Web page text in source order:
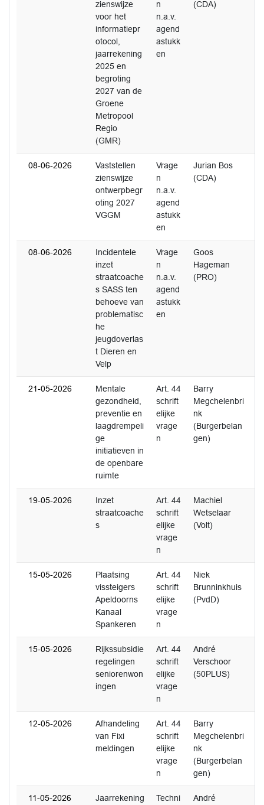
zienswijze
voor het
informatiepr
otocol,
jaarrekening
2025 en
begroting
2027 van de
Groene
Metropool
Regio
(GMR)
n
n.a.v.
agend
astukk
en
(CDA)
08-06-2026
Vaststellen
zienswijze
ontwerpbegr
oting 2027
VGGM
Vrage
n
n.a.v.
agend
astukk
en
Jurian Bos
(CDA)
08-06-2026
Incidentele
inzet
straatcoache
s SASS ten
behoeve van
problematisc
he
jeugdoverlas
t Dieren en
Velp
Vrage
n
n.a.v.
agend
astukk
en
Goos
Hageman
(PRO)
21-05-2026
Mentale
gezondheid,
preventie en
laagdrempeli
ge
initiatieven in
de openbare
ruimte
Art. 44
schrift
elijke
vrage
n
Barry
Megchelenbri
nk
(Burgerbelan
gen)
19-05-2026
Inzet
straatcoache
s
Art. 44
schrift
elijke
vrage
n
Machiel
Wetselaar
(Volt)
15-05-2026
Plaatsing
vissteigers
Apeldoorns
Kanaal
Spankeren
Art. 44
schrift
elijke
vrage
n
Niek
Brunninkhuis
(PvdD)
15-05-2026
Rijkssubsidie
regelingen
seniorenwon
ingen
Art. 44
schrift
elijke
vrage
n
André
Verschoor
(50PLUS)
12-05-2026
Afhandeling
van Fixi
meldingen
Art. 44
schrift
elijke
vrage
n
Barry
Megchelenbri
nk
(Burgerbelan
gen)
11-05-2026
Jaarrekening
Techni
André